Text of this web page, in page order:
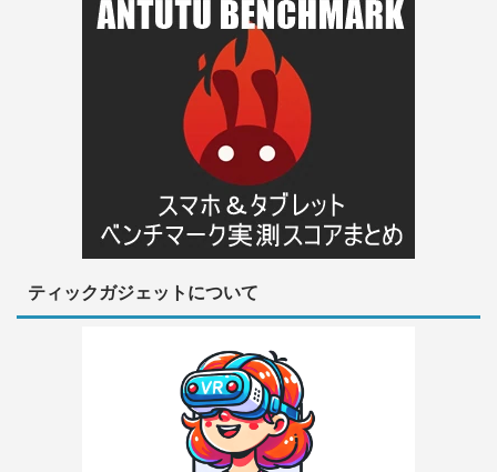
ティックガジェットについて